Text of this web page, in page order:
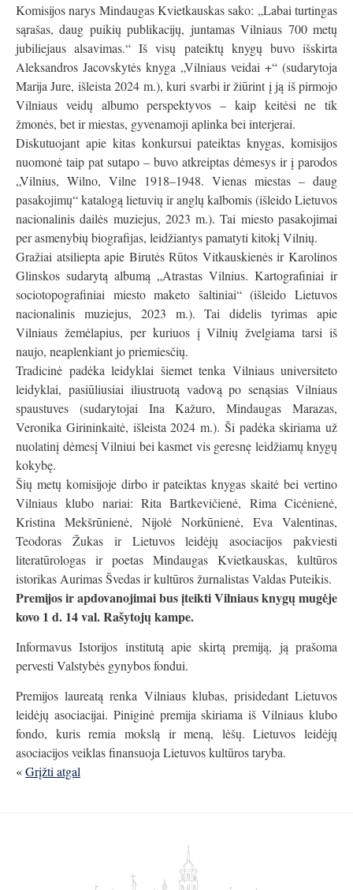
Komisijos narys Mindaugas Kvietkauskas sako: „Labai turtingas
sąrašas, daug puikių publikacijų, juntamas Vilniaus 700 metų
jubiliejaus alsavimas.“ Iš visų pateiktų knygų buvo išskirta
Aleksandros Jacovskytės knyga „Vilniaus veidai +“ (sudarytoja
Marija Jure, išleista 2024 m.), kuri svarbi ir žiūrint į ją iš pirmojo
Vilniaus veidų albumo perspektyvos – kaip keitėsi ne tik
žmonės, bet ir miestas, gyvenamoji aplinka bei interjerai.
Diskutuojant apie kitas konkursui pateiktas knygas, komisijos
nuomonė taip pat sutapo – buvo atkreiptas dėmesys ir į parodos
„Vilnius, Wilno, Vilne 1918–1948. Vienas miestas – daug
pasakojimų“ katalogą lietuvių ir anglų kalbomis (išleido Lietuvos
nacionalinis dailės muziejus, 2023 m.). Tai miesto pasakojimai
per asmenybių biografijas, leidžiantys pamatyti kitokį Vilnių.
Gražiai atsiliepta apie Birutės Rūtos Vitkauskienės ir Karolinos
Glinskos sudarytą albumą „Atrastas Vilnius. Kartografiniai ir
sociotopografiniai miesto maketo šaltiniai“ (išleido Lietuvos
nacionalinis muziejus, 2023 m.). Tai didelis tyrimas apie
Vilniaus žemėlapius, per kuriuos į Vilnių žvelgiama tarsi iš
naujo, neaplenkiant jo priemiesčių.
Tradicinė padėka leidyklai šiemet tenka Vilniaus universiteto
leidyklai, pasiūliusiai iliustruotą vadovą po senąsias Vilniaus
spaustuves (sudarytojai Ina Kažuro, Mindaugas Marazas,
Veronika Girininkaitė, išleista 2024 m.). Ši padėka skiriama už
nuolatinį dėmesį Vilniui bei kasmet vis geresnę leidžiamų knygų
kokybę.
Šių metų komisijoje dirbo ir pateiktas knygas skaitė bei vertino
Vilniaus klubo nariai: Rita Bartkevičienė, Rima Cicėnienė,
Kristina Mekšrūnienė, Nijolė Norkūnienė, Eva Valentinas,
Teodoras Žukas ir Lietuvos leidėjų asociacijos pakviesti
literatūrologas ir poetas Mindaugas Kvietkauskas, kultūros
istorikas Aurimas Švedas ir kultūros žurnalistas Valdas Puteikis.
Premijos ir apdovanojimai bus įteikti Vilniaus knygų mugėje
kovo 1 d. 14 val. Rašytojų kampe.
Informavus Istorijos institutą apie skirtą premiją, ją prašoma
pervesti Valstybės gynybos fondui.
Premijos laureatą renka Vilniaus klubas, prisidedant Lietuvos
leidėjų asociacijai. Piniginė premija skiriama iš Vilniaus klubo
fondo, kuris remia mokslą ir meną, lėšų. Lietuvos leidėjų
asociacijos veiklas finansuoja Lietuvos kultūros taryba.
«Grįžti atgal